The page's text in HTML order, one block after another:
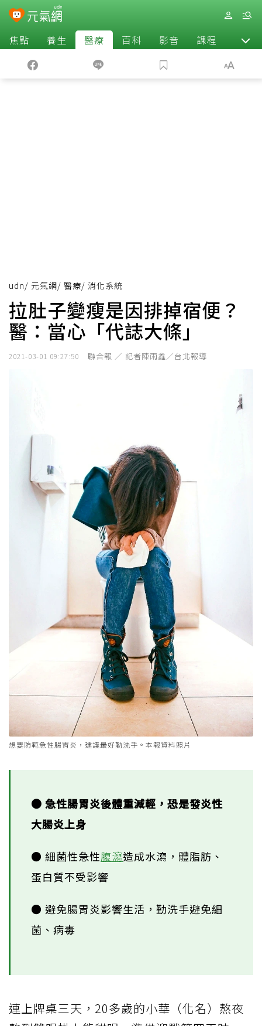
焦點 養生 醫療 百科 影音 課程 退休
udn/ 元氣網/ 醫療/ 消化系統
拉肚子變瘦是因排掉宿便？
醫：當心「代誌大條」
2021-03-01 09:27:50 聯合報 ／ 記者陳雨鑫／台北報導
想要防範急性腸胃炎，建議最好勤洗手。本報資料照片
● 急性腸胃炎後體重減輕，恐是發炎性
大腸炎上身
● 細菌性急性腹瀉造成水瀉，體脂肪、
蛋白質不受影響
● 避免腸胃炎影響生活，勤洗手避免細
菌、病毒
連上牌桌三天，20多歲的小華（化名）熬夜